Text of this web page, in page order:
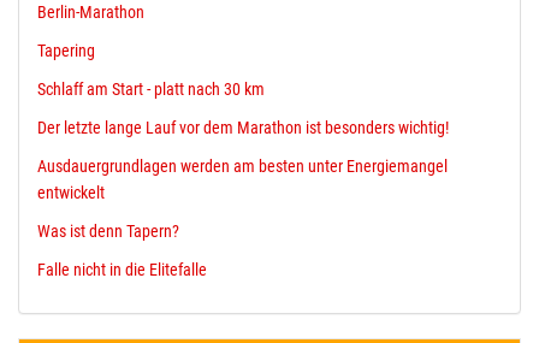
Berlin-Marathon
Tapering
Schlaff am Start - platt nach 30 km
Der letzte lange Lauf vor dem Marathon ist besonders wichtig!
Ausdauergrundlagen werden am besten unter Energiemangel
entwickelt
Was ist denn Tapern?
Falle nicht in die Elitefalle